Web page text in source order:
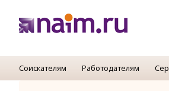
Соискателям Работодателям